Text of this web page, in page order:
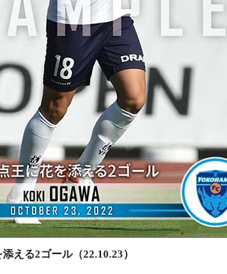
える2ゴール（22.10.23）